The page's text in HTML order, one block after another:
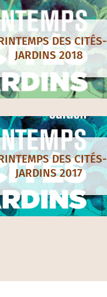
DES CITÉS-
JARDINS 2018
DES CITÉS-
JARDINS 2017